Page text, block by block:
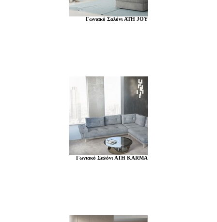
Γωνιακό Σαλόνι ATH JOY
Γωνιακό Σαλόνι ATH KARMA